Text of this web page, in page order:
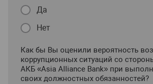
Да
Нет
Как бы Вы оценили вероятность
коррупционных ситуаций со
АКБ «Asia Alliance Bank» при
своих должностных обязанностей?